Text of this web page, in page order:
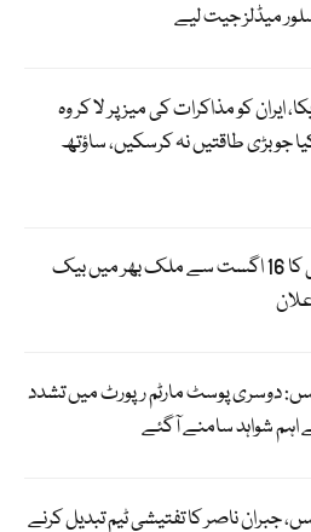
میڈلز جیت لیے
ایران کو مذاکرات کی میز پر لا کر وہ
جو بڑی طاقتیں نہ کرسکیں، ساؤتھ
جماعت اسلامی کا 16 اگست سے ملک بھر میں بیک
دوسری پوسٹ مارٹم رپورٹ میں تشدد
اہم شواہد سامنے آگئے
جبران ناصر کا تفتیشی ٹیم تبدیل کرنے